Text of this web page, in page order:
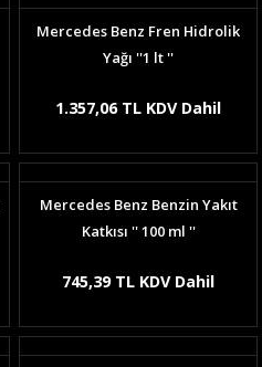
Mercedes Benz Fren Hidrolik
Yağı ''1 lt ''
1.357,06 TL KDV Dahil
Mercedes Benz Benzin Yakıt
Katkısı '' 100 ml ''
745,39 TL KDV Dahil